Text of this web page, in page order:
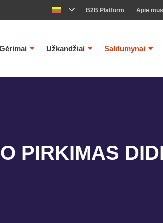
B2B Platform Apie mus
Gėrimai Užkandžiai Saldumynai
PIRKIMAS